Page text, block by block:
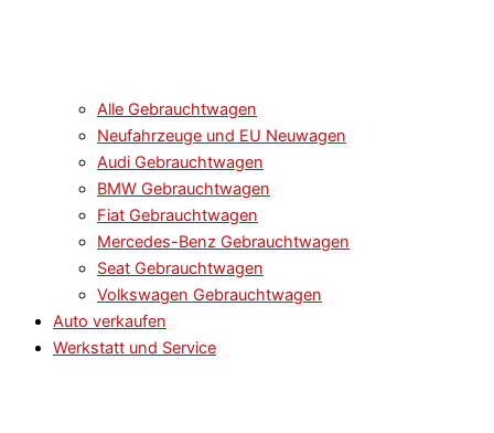
Alle Gebrauchtwagen
Neufahrzeuge und EU Neuwagen
Audi Gebrauchtwagen
BMW Gebrauchtwagen
Fiat Gebrauchtwagen
Mercedes-Benz Gebrauchtwagen
Seat Gebrauchtwagen
Volkswagen Gebrauchtwagen
Auto verkaufen
Werkstatt und Service​​